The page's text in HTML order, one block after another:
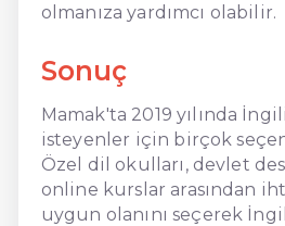
olmanıza yardımcı olabilir.
Sonuç
Mamak'ta 2019 yılında
isteyenler için birçok
Özel dil okulları, devlet
online kurslar arasından
uygun olanını seçerek